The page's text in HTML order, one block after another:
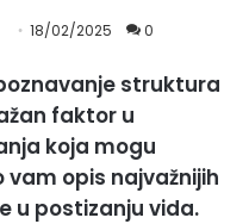
18/02/2025 0
struktura
faktor u
koja mogu
opis najvažnijih
u postizanju vida.